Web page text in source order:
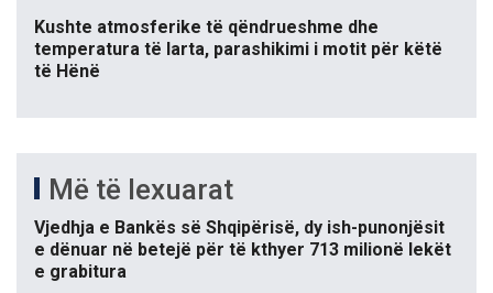
Kushte atmosferike të qëndrueshme dhe
temperatura të larta, parashikimi i motit për këtë
të Hënë
Më të lexuarat
Vjedhja e Bankës së Shqipërisë, dy ish-punonjësit
e dënuar në betejë për të kthyer 713 milionë lekët
e grabitura